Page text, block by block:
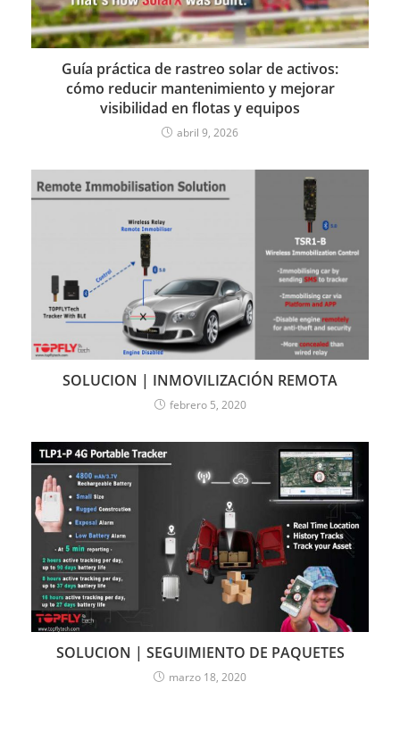
Guía práctica de rastreo solar de activos:
cómo reducir mantenimiento y mejorar
visibilidad en flotas y equipos
abril 9, 2026
SOLUCION | INMOVILIZACIÓN REMOTA
febrero 5, 2020
SOLUCION | SEGUIMIENTO DE PAQUETES
marzo 18, 2020